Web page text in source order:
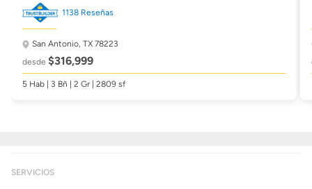
1138 Reseñas
San Antonio, TX 78223
desde $316,999
5 Hab | 3 Bñ | 2 Gr | 2809 sf
SERVICIOS